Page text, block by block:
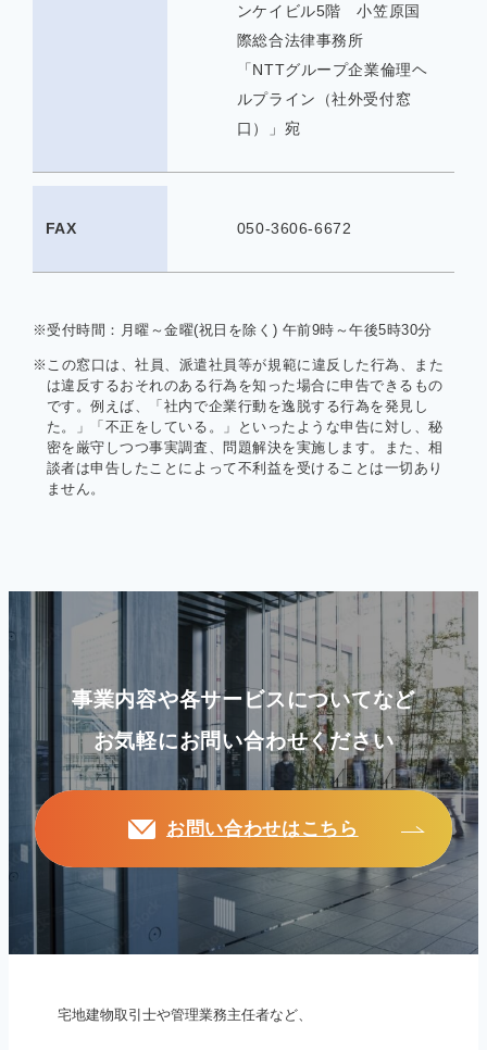
ンケイビル5階 小笠原国
際総合法律事務所
「NTTグループ企業倫理ヘ
ルプライン（社外受付窓
口）」宛
FAX 050-3606-6672
※受付時間：月曜～金曜(祝日を除く) 午前9時～午後5時30分
※この窓口は、社員、派遣社員等が規範に違反した行為、また
は違反するおそれのある行為を知った場合に申告できるもの
です。例えば、「社内で企業行動を逸脱する行為を発見し
た。」「不正をしている。」といったような申告に対し、秘
密を厳守しつつ事実調査、問題解決を実施します。また、相
談者は申告したことによって不利益を受けることは一切あり
ません。
事業内容や各サービスについてなど
お気軽にお問い合わせください
お問い合わせはこちら
宅地建物取引士や管理業務主任者など、